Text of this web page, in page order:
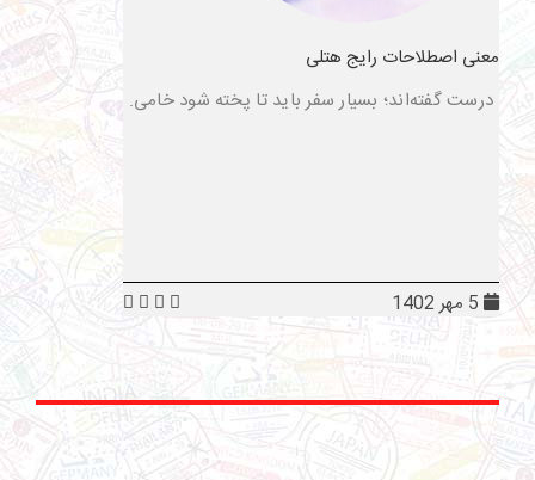
معنی اصطلاحات رایج هتلی
درست گفته‌اند؛ بسیار سفر باید تا پخته شود خامی.